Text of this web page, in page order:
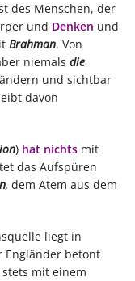
des Menschen, der
und Denken und
Brahman. Von
niemals die
und sichtbar
davon
) hat nichts mit
das Aufspüren
, dem Atem aus dem
liegt in
Engländer betont
stets mit einem